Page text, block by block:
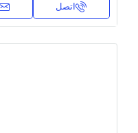
اتصل